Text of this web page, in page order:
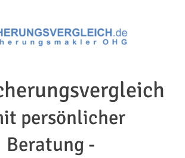
persönlicher
Beratung -